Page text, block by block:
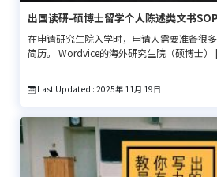
出国读研-硕博士留学个人陈述类文书
在申请研究生院入学时，申请人需要准备很
简历。 Wordvice的海外研究生院（硕博士
Last Updated : 2025年 11月 19日